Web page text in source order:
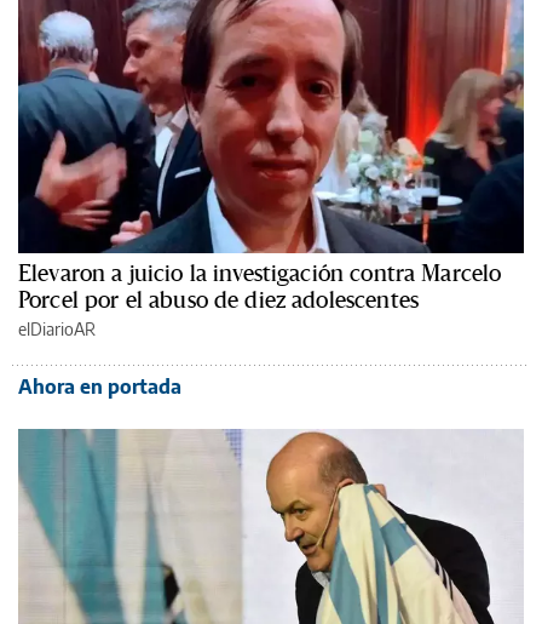
Elevaron a juicio la investigación contra Marcelo
Porcel por el abuso de diez adolescentes
elDiarioAR
Ahora en portada